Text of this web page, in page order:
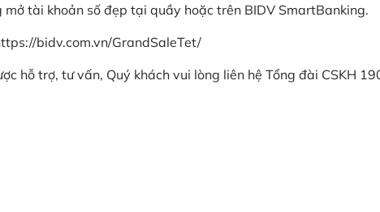
tài khoản số đẹp tại quầy hoặc trên BIDV SmartBanking.
bidv.com.vn/GrandSaleTet/
hỗ trợ, tư vấn, Quý khách vui lòng liên hệ Tổng đài CSKH